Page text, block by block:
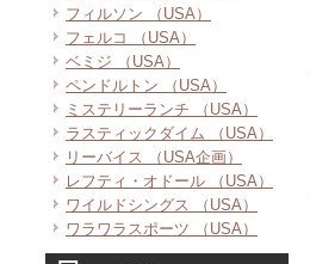
フィルソン （USA）
フェルコ （USA）
ベミジ （USA）
ペンドルトン （USA）
ミステリーランチ （USA）
ラスティックダイム （USA）
リーバイス （USA企画）
レフティ・オドール （USA）
ワイルドシングス （USA）
ワラワラスポーツ （USA）